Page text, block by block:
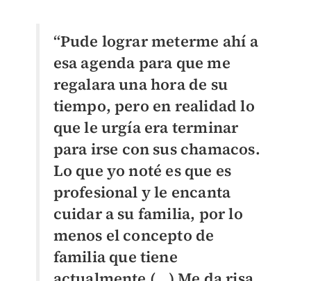
“Pude lograr meterme ahí a
esa agenda para que me
regalara una hora de su
tiempo, pero en realidad lo
que le urgía era terminar
para irse con sus chamacos.
Lo que yo noté es que es
profesional y le encanta
cuidar a su familia, por lo
menos el concepto de
familia que tiene